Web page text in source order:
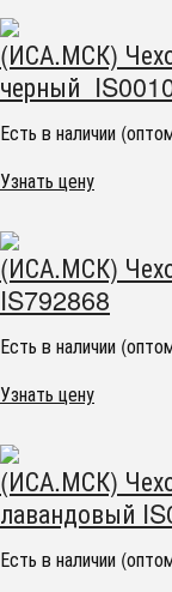
(ИСА.МСК)
черный
Есть в наличии
Узнать цену
(ИСА.МСК)
IS792868
Есть в наличии
Узнать цену
(ИСА.МСК)
лавандовый
Есть в наличии